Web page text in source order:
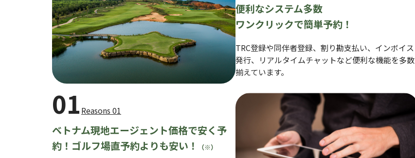
01 Reasons 01
ベトナム現地エージェント価格で安く予
約！ゴルフ場直予約よりも安い！
（※）
便利なシステム多数
ワンクリックで簡単予約！
TRC登録や同伴者登録、割り勘支払い、インボイス
発行、リアルタイムチャットなど便利な機能を多数
揃えています。